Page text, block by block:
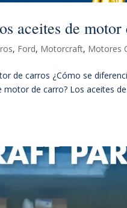
aceites de motor
, Ford, Motorcraft, Motores
de carros ¿Cómo se
de carro? Los aceites